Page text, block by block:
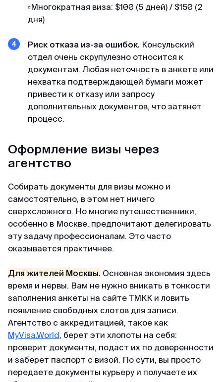
Отзыв с Яндекса · 2023
Легко и просто
MyVisaWorld помогали нам с оформлением
визы в Сингапур. Процесс подачи документов
прошел очень быстро и без каких-либо
сложностей. Сотрудник компании ответил
подготовки фотографий. И вот через 3 дня
визы были готовы! После обращения в
приятные впечатления!
Александр
Отзыв с ВКонтакте · 2025
Делали визу в феврале 2025. Виза была
получена в течении 3х дней. За 2 дня до
въезда, нам прислали заполненные карты
прибытия При въезде в Сингапур в марте
никаких проблем не было, прошли контроль за
2 мин. Большое спасибо MyVisa.World.
Наталья
▫️Многократная виза: $100 (5 дней) / $150 (2
дня)
Риск отказа из-за ошибок. Консульский
отдел очень скрупулезно относится к
документам. Любая неточность в анкете или
нехватка подтверждающей бумаги может
привести к отказу или запросу
дополнительных документов, что затянет
процесс.
Оформление визы через
агентство
Собирать документы для визы можно и
самостоятельно, в этом нет ничего
сверхсложного. Но многие путешественники,
особенно в Москве, предпочитают делегировать
эту задачу профессионалам. Это часто
оказывается практичнее.
Для жителей Москвы. Основная экономия здесь
время и нервы. Вам не нужно вникать в тонкости
заполнения анкеты на сайте ТМКК и ловить
появление свободных слотов для записи.
Агентство с аккредитацией, такое как
MyVisa.World, берет эти хлопоты на себя:
проверит документы, подаст их по доверенности
и заберет паспорт с визой. По сути, вы просто
передаете документы курьеру и получаете их